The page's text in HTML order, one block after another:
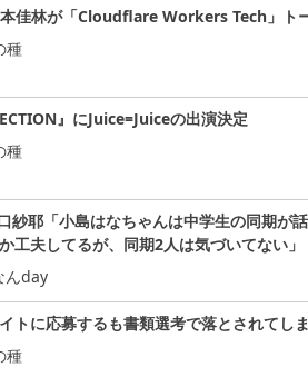
佳林が「Cloudflare Workers Tech」ト
種
』にJuice=Juiceの出演決定
種
紗耶「小島はなちゃんは中学生の同期が
工夫してるが、同期2人は気づいてない」
day
トに応募するも書類選考で落とされてし
種